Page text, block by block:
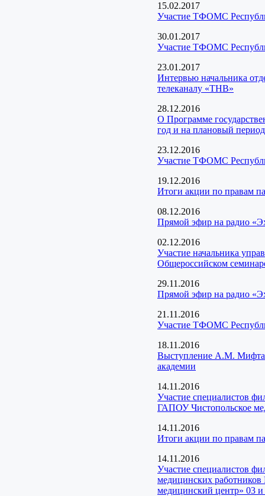
15.02.2017
Участие ТФОМС
30.01.2017
Участие ТФОМС
23.01.2017
Интервью начальника
телеканалу «ТНВ»
28.12.2016
О Программе
год и на плановый
23.12.2016
Участие ТФОМС
19.12.2016
Итоги акции по правам
08.12.2016
Прямой эфир на радио
02.12.2016
Участие начальника
Общероссийском
29.11.2016
Прямой эфир на радио
21.11.2016
Участие ТФОМС
18.11.2016
Выступление А.М.
академии
14.11.2016
Участие специалистов
ГАПОУ Чистопольское
14.11.2016
Итоги акции по правам
14.11.2016
Участие специалистов
медицинских работников
медицинский центр» 03 и